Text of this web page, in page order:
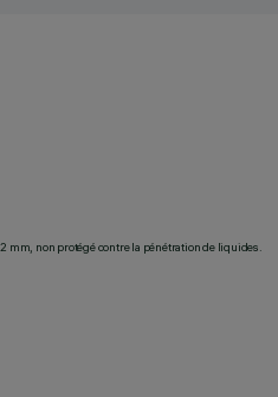
mm, non protégé contre la pénétration de liquides.